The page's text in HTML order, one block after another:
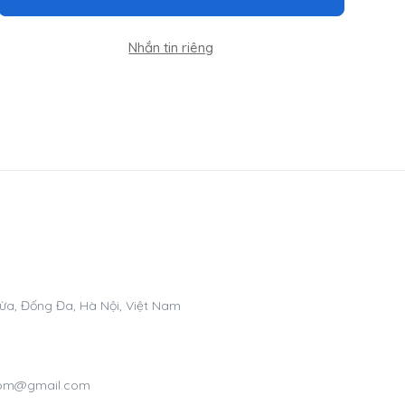
Nhắn tin riêng
Đống Đa, Hà Nội, Việt Nam